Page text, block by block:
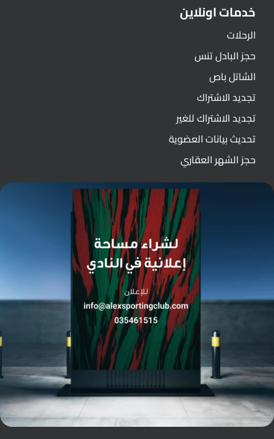
خدمات اونلاين
الرحلات
حجز البادل تنس
الشاتل باص
تجديد الاشتراك
تجديد الاشتراك للغير
تحديث بيانات العضوية
حجز الشهر العقاري